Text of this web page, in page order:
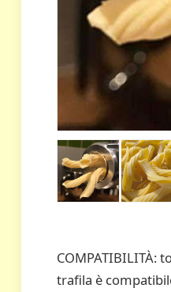
COMPATIBILITÀ:
trafila è